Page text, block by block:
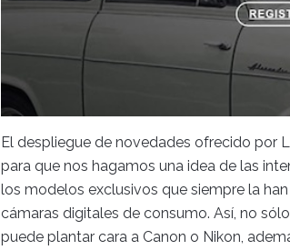
El despliegue de novedades ofrecido por
para que nos hagamos una idea de las
los modelos exclusivos que siempre la
cámaras digitales de consumo. Así, no
puede plantar cara a Canon o Nikon,